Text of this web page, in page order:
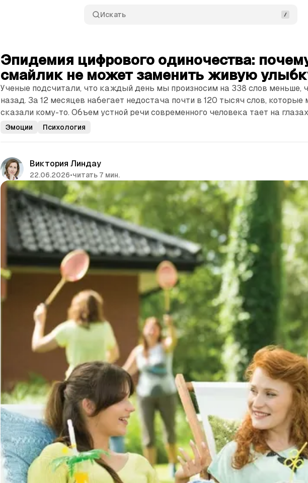
Искать
Эпидемия цифрового одиночества:
смайлик не может заменить живую
Ученые подсчитали, что каждый день мы произносим на 338 слов меньше,
назад. За 12 месяцев набегает недостача почти в 120 тысяч слов, которые
сказали кому-то. Объем устной речи современного человека тает на
Эмоции Психология
Виктория Линдау
22.06.2026•читать 7 мин.